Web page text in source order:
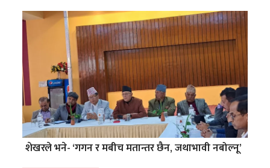
शेखरले भने- ‘गगन र मबीच मतान्तर छैन, जथाभावी नबोल्नू’